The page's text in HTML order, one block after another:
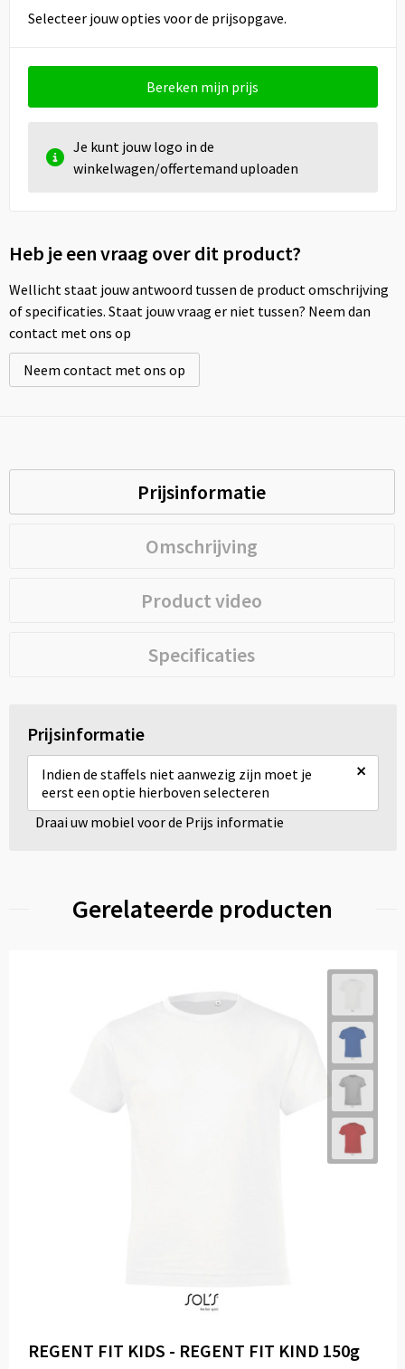
Selecteer jouw opties voor de prijsopgave.
Bereken mijn prijs
Je kunt jouw logo in de
winkelwagen/offertemand uploaden
Heb je een vraag over dit product?
Wellicht staat jouw antwoord tussen de product omschrijving
of specificaties. Staat jouw vraag er niet tussen? Neem dan
contact met ons op
Neem contact met ons op
Prijsinformatie
Omschrijving
Product video
Specificaties
Prijsinformatie
Indien de staffels niet aanwezig zijn moet je
eerst een optie hierboven selecteren
×
Draai uw mobiel voor de Prijs informatie
Gerelateerde producten
REGENT FIT KIDS - REGENT FIT KIND 150g